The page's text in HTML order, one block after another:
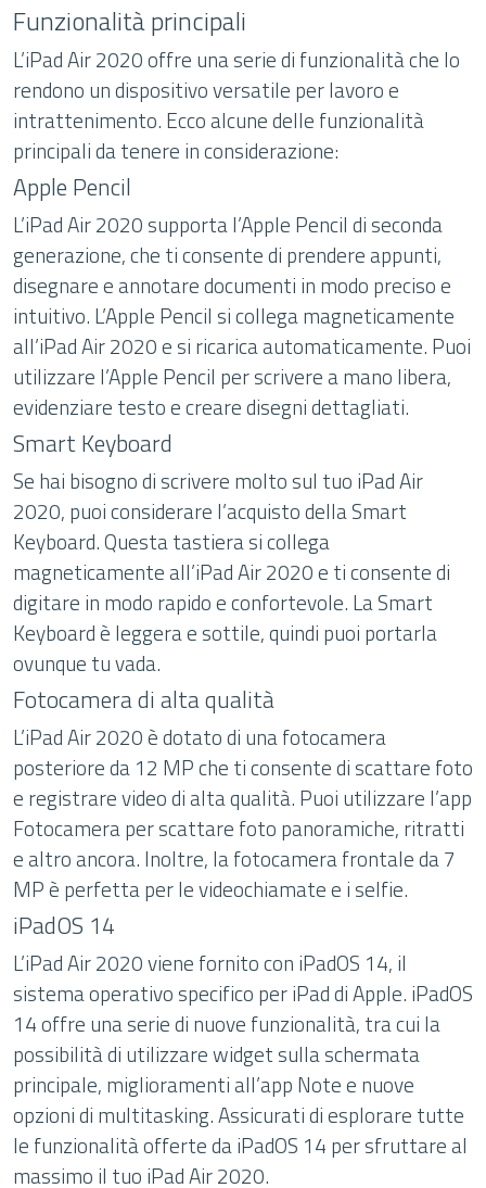
Funzionalità principali
L’iPad Air 2020 offre una serie di funzionalità che lo
rendono un dispositivo versatile per lavoro e
intrattenimento. Ecco alcune delle funzionalità
principali da tenere in considerazione:
Apple Pencil
L’iPad Air 2020 supporta l’Apple Pencil di seconda
generazione, che ti consente di prendere appunti,
disegnare e annotare documenti in modo preciso e
intuitivo. L’Apple Pencil si collega magneticamente
all’iPad Air 2020 e si ricarica automaticamente. Puoi
utilizzare l’Apple Pencil per scrivere a mano libera,
evidenziare testo e creare disegni dettagliati.
Smart Keyboard
Se hai bisogno di scrivere molto sul tuo iPad Air
2020, puoi considerare l’acquisto della Smart
Keyboard. Questa tastiera si collega
magneticamente all’iPad Air 2020 e ti consente di
digitare in modo rapido e confortevole. La Smart
Keyboard è leggera e sottile, quindi puoi portarla
ovunque tu vada.
Fotocamera di alta qualità
L’iPad Air 2020 è dotato di una fotocamera
posteriore da 12 MP che ti consente di scattare foto
e registrare video di alta qualità. Puoi utilizzare l’app
Fotocamera per scattare foto panoramiche, ritratti
e altro ancora. Inoltre, la fotocamera frontale da 7
MP è perfetta per le videochiamate e i selfie.
iPadOS 14
L’iPad Air 2020 viene fornito con iPadOS 14, il
sistema operativo specifico per iPad di Apple. iPadOS
14 offre una serie di nuove funzionalità, tra cui la
possibilità di utilizzare widget sulla schermata
principale, miglioramenti all’app Note e nuove
opzioni di multitasking. Assicurati di esplorare tutte
le funzionalità offerte da iPadOS 14 per sfruttare al
massimo il tuo iPad Air 2020.